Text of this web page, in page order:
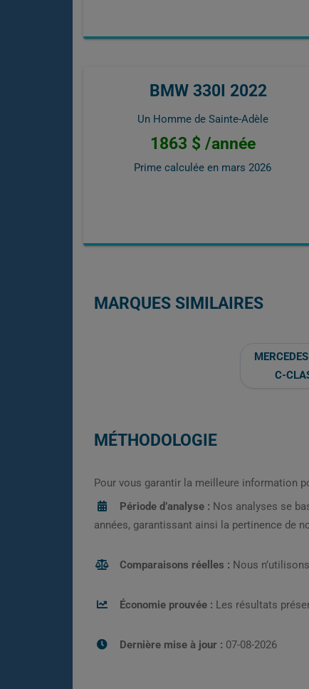
BMW 330I 2022
Un Homme de Sainte-Adèle
1863 $ /année
Prime calculée en mars 2026
MARQUES SIMILAIRES
C-
MÉTHODOLOGIE
Pour vous garantir la meilleure information
Période d’analyse : Nos analyses se
années, garantissant ainsi la pertinence de
Comparaisons réelles : Nous
Économie prouvée : Les résultats
Dernière mise à jour : 07-08-2026